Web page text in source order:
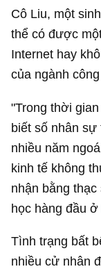
Cô Liu, một
thể có được
Internet hay
của ngành
"Trong thời
biết số nhân
nhiều năm
kinh tế không
nhận bằng
học hàng đầu ở
Tình trạng bất
nhiều cử nhân